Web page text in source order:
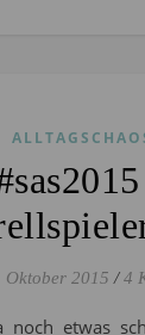
Oktober 2015 / 4